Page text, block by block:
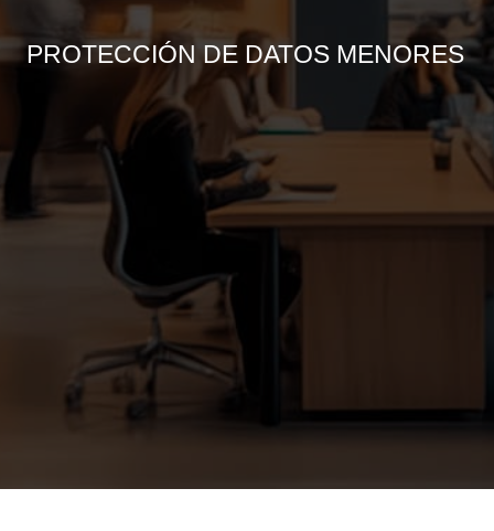
PROTECCIÓN DE DATOS MENORES